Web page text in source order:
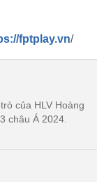
fptplay.vn/
của HLV Hoàng
châu Á 2024.